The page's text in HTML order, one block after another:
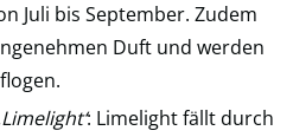
Juli bis September. Zudem
Duft und werden
: Limelight fällt durch